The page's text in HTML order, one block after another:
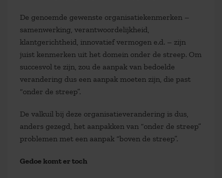
De genoemde gewenste organisatiekenmerken –
samenwerking, verantwoordelijkheid,
klantgerichtheid, innovatief vermogen e.d. – zijn
juist kenmerken uit het domein onder de streep. Om
succesvol te zijn, zou de aanpak van bedoelde
verandering dus een aanpak moeten zijn, die past
“onder de streep”.
De valkuil bij deze organisatieverandering is dus,
anders gezegd, het aanpakken van “onder de streep”
problemen met een aanpak “boven de streep”.
Gedoe komt er toch